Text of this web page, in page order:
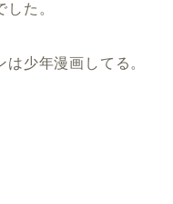
た。
少年漫画してる。